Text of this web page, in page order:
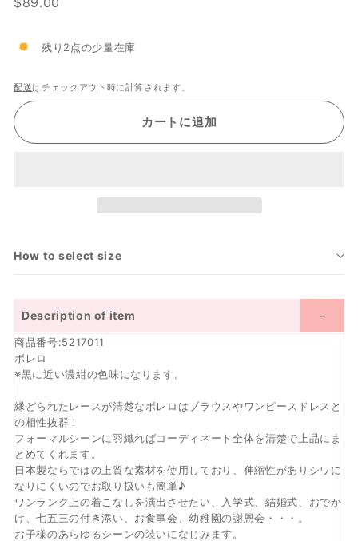
格
残り2点の少量在庫
配送はチェックアウト時に計算されます。
カートに追加
How to select size
Description of item
商品番号:5217011
ボレロ
※黒に近い濃紺の色味になります。
縁どられたレースが清楚なボレロはブラウスやワンピースドレスと
の相性抜群！
フォーマルシーンに羽織ればコーディネート全体を清楚で上品にま
とめてくれます。
日本製ならではの上質な素材を使用しており、伸縮性がありシワに
なりにくいのでお取り扱いも簡単♪
ワンランク上の着こなしを演出させたい、入学式、結婚式、おでか
け、七五三の付き添い、お食事会、幼稚園の謝恩会・・・。
お子様のあらゆるシーンの装いになじみます。